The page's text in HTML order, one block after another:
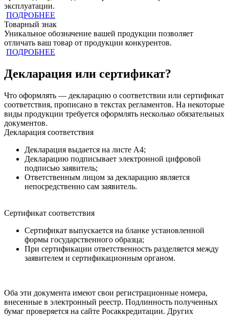
эксплуатации.
ПОДРОБНЕЕ
Товарный знак
Уникальное обозначение вашей продукции позволяет
отличать ваш товар от продукции конкурентов.
ПОДРОБНЕЕ
Декларация или сертификат?
Что оформлять — декларацию о соответствии или сертификат
соответствия, прописано в текстах регламентов. На некоторые
виды продукции требуется оформлять несколько обязательных
документов.
Декларация соответствия
Декларация выдается на листе А4;
Декларацию подписывает электронной цифровой
подписью заявитель;
Ответственным лицом за декларацию является
непосредственно сам заявитель.
Сертификат соответствия
Сертификат выпускается на бланке установленной
формы государственного образца;
При сертификации ответственность разделяется между
заявителем и сертификационным органом.
Оба эти документа имеют свои регистрационные номера,
внесенные в электронный реестр. Подлинность полученных
бумаг проверяется на сайте Росаккредитации. Других